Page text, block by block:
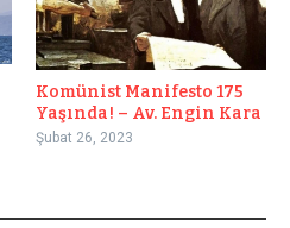
Komünist Manifesto 175
Yaşında! – Av. Engin Kara
Şubat 26, 2023